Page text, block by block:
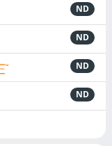
ND
ND
ND
ND